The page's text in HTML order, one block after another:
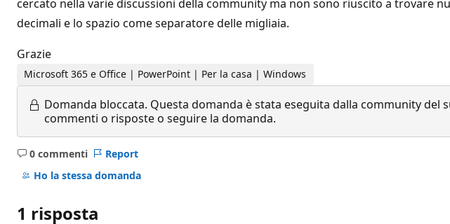
cercato nella varie discussioni della community ma non sono riuscito a trovare
decimali e lo spazio come separatore delle migliaia.
Grazie
Microsoft 365 e Office | PowerPoint | Per la casa | Windows
Domanda bloccata. Questa domanda è stata eseguita dalla community
commenti o risposte o seguire la domanda.
0 commenti
Nessun
commento
Report
Ho la stessa domanda
1 risposta